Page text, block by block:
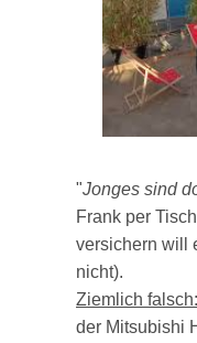
"Jonges sind
Frank per
versichern will
nicht).
Ziemlich falsch:
der Mitsubishi